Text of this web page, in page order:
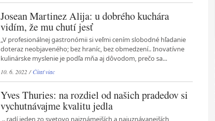
Josean Martinez Alija: u dobrého kuchára
vidím, že mu chutí jesť
„V profesionálnej gastronómii si veľmi cením slobodné hľadanie
doteraz neobjaveného; bez hraníc, bez obmedzení.. Inovatívne
kulinárske myslenie je podľa mňa aj dôvodom, prečo sa...
10. 6. 2022 /Čítať viac
Yves Thuries: na rozdiel od našich pradedov si
vychutnávajme kvalitu jedla
.. radí jeden zo svetovo najznámejších a najuznávanejších